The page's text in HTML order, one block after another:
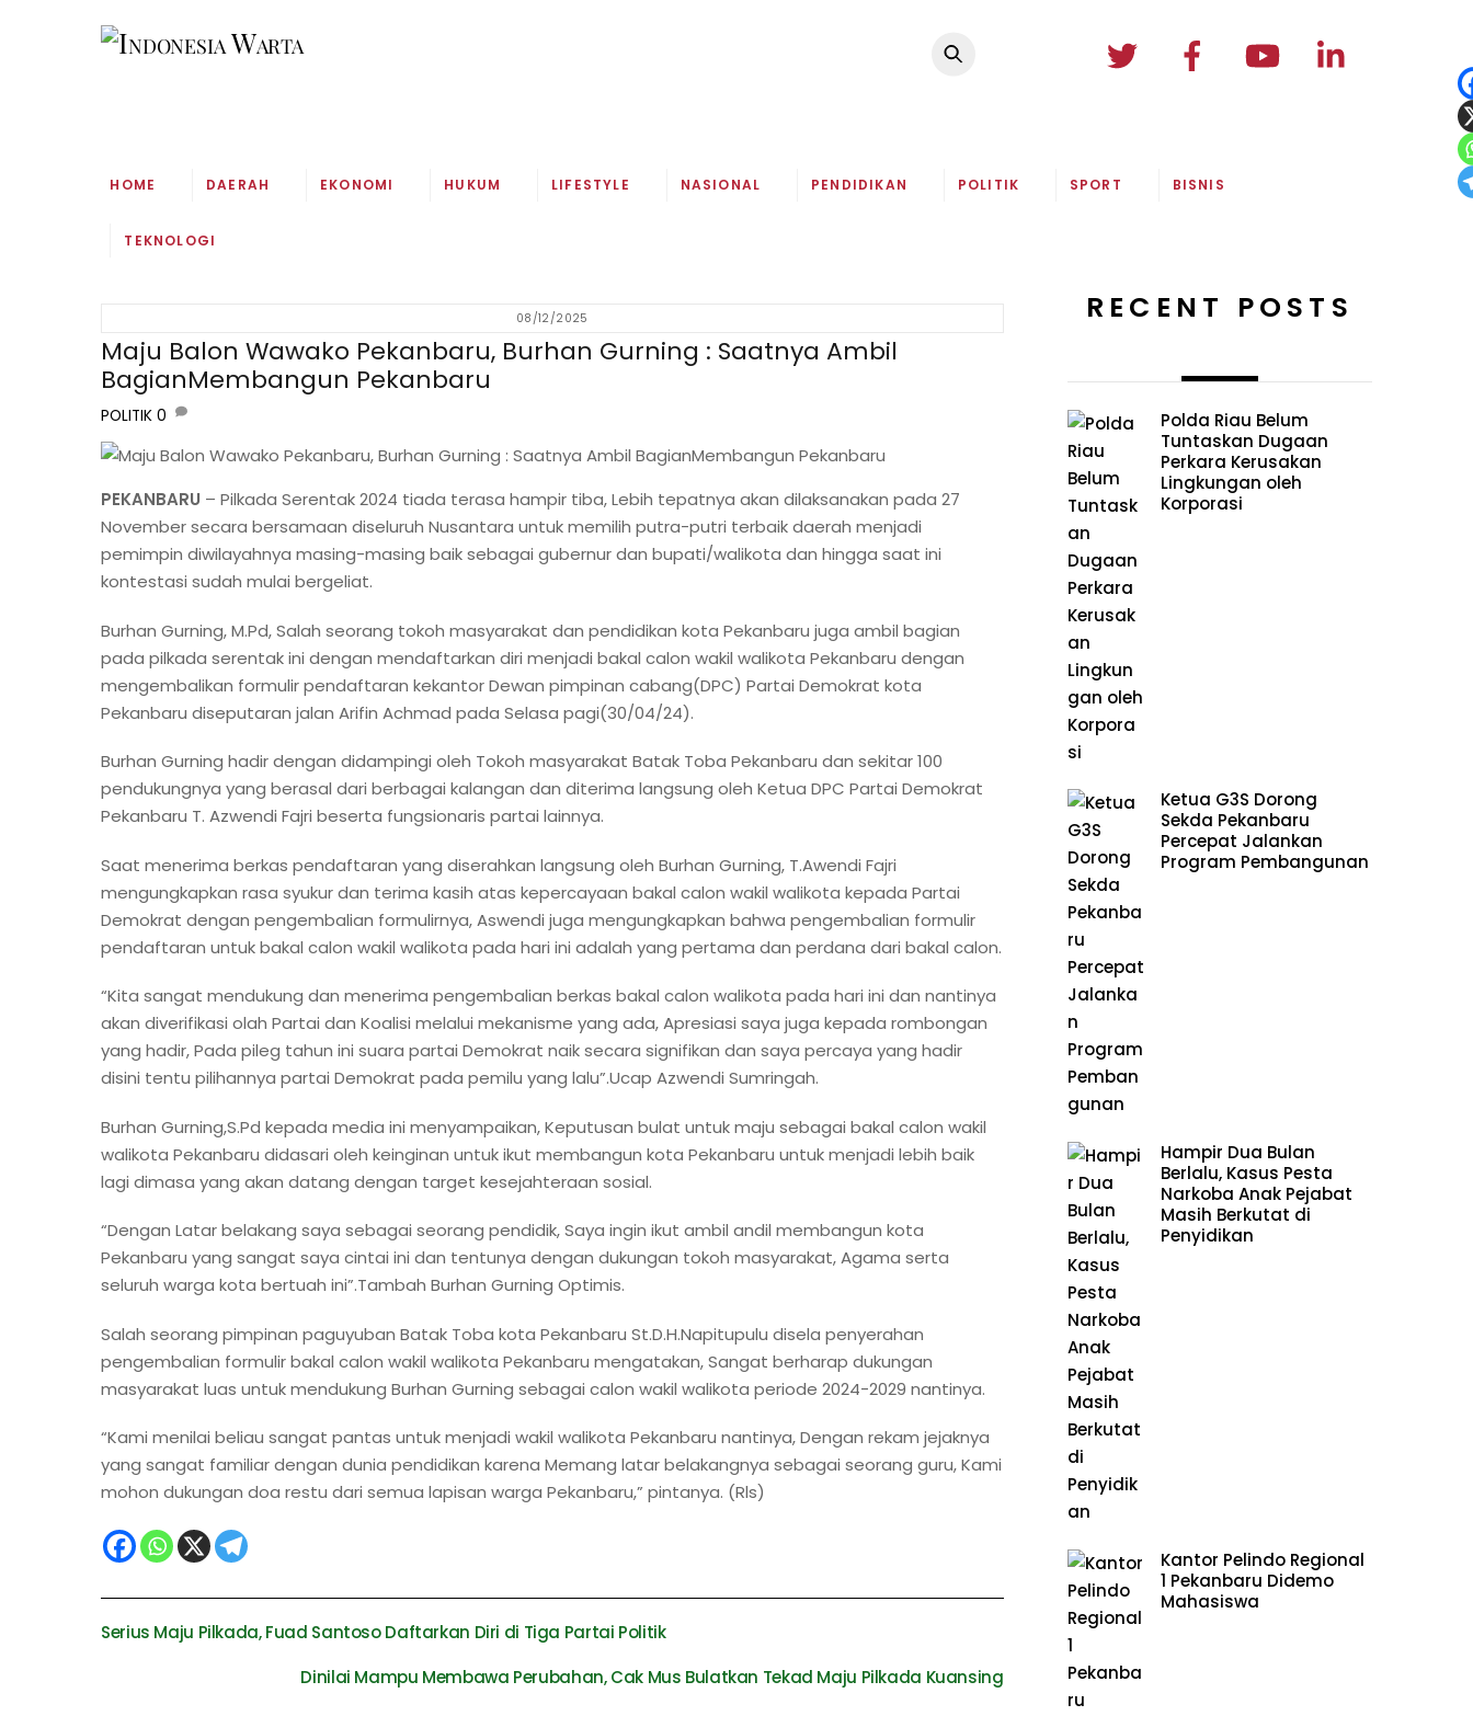
HOME DAERAH EKONOMI HUKUM LIFESTYLE NASIONAL PENDIDIKAN POLITIK SPORT BISNIS
TEKNOLOGI
08/12/2025
Maju Balon Wawako Pekanbaru, Burhan Gurning : Saatnya Ambil
BagianMembangun Pekanbaru
POLITIK 0
PEKANBARU – Pilkada Serentak 2024 tiada terasa hampir tiba, Lebih tepatnya akan dilaksanakan pada 27
November secara bersamaan diseluruh Nusantara untuk memilih putra-putri terbaik daerah menjadi
pemimpin diwilayahnya masing-masing baik sebagai gubernur dan bupati/walikota dan hingga saat ini
kontestasi sudah mulai bergeliat.
Burhan Gurning, M.Pd, Salah seorang tokoh masyarakat dan pendidikan kota Pekanbaru juga ambil bagian
pada pilkada serentak ini dengan mendaftarkan diri menjadi bakal calon wakil walikota Pekanbaru dengan
mengembalikan formulir pendaftaran kekantor Dewan pimpinan cabang(DPC) Partai Demokrat kota
Pekanbaru diseputaran jalan Arifin Achmad pada Selasa pagi(30/04/24).
Burhan Gurning hadir dengan didampingi oleh Tokoh masyarakat Batak Toba Pekanbaru dan sekitar 100
pendukungnya yang berasal dari berbagai kalangan dan diterima langsung oleh Ketua DPC Partai Demokrat
Pekanbaru T. Azwendi Fajri beserta fungsionaris partai lainnya.
Saat menerima berkas pendaftaran yang diserahkan langsung oleh Burhan Gurning, T.Awendi Fajri
mengungkapkan rasa syukur dan terima kasih atas kepercayaan bakal calon wakil walikota kepada Partai
Demokrat dengan pengembalian formulirnya, Aswendi juga mengungkapkan bahwa pengembalian formulir
pendaftaran untuk bakal calon wakil walikota pada hari ini adalah yang pertama dan perdana dari bakal calon.
“Kita sangat mendukung dan menerima pengembalian berkas bakal calon walikota pada hari ini dan nantinya
akan diverifikasi olah Partai dan Koalisi melalui mekanisme yang ada, Apresiasi saya juga kepada rombongan
yang hadir, Pada pileg tahun ini suara partai Demokrat naik secara signifikan dan saya percaya yang hadir
disini tentu pilihannya partai Demokrat pada pemilu yang lalu”.Ucap Azwendi Sumringah.
Burhan Gurning,S.Pd kepada media ini menyampaikan, Keputusan bulat untuk maju sebagai bakal calon wakil
walikota Pekanbaru didasari oleh keinginan untuk ikut membangun kota Pekanbaru untuk menjadi lebih baik
lagi dimasa yang akan datang dengan target kesejahteraan sosial.
“Dengan Latar belakang saya sebagai seorang pendidik, Saya ingin ikut ambil andil membangun kota
Pekanbaru yang sangat saya cintai ini dan tentunya dengan dukungan tokoh masyarakat, Agama serta
seluruh warga kota bertuah ini”.Tambah Burhan Gurning Optimis.
Salah seorang pimpinan paguyuban Batak Toba kota Pekanbaru St.D.H.Napitupulu disela penyerahan
pengembalian formulir bakal calon wakil walikota Pekanbaru mengatakan, Sangat berharap dukungan
masyarakat luas untuk mendukung Burhan Gurning sebagai calon wakil walikota periode 2024-2029 nantinya.
“Kami menilai beliau sangat pantas untuk menjadi wakil walikota Pekanbaru nantinya, Dengan rekam jejaknya
yang sangat familiar dengan dunia pendidikan karena Memang latar belakangnya sebagai seorang guru, Kami
mohon dukungan doa restu dari semua lapisan warga Pekanbaru,” pintanya. (Rls)
Serius Maju Pilkada, Fuad Santoso Daftarkan Diri di Tiga Partai Politik
Dinilai Mampu Membawa Perubahan, Cak Mus Bulatkan Tekad Maju Pilkada Kuansing
RECENT POSTS
Polda Riau Belum
Tuntaskan Dugaan
Perkara Kerusakan
Lingkungan oleh
Korporasi
Ketua G3S Dorong
Sekda Pekanbaru
Percepat Jalankan
Program Pembangunan
Hampir Dua Bulan
Berlalu, Kasus Pesta
Narkoba Anak Pejabat
Masih Berkutat di
Penyidikan
Kantor Pelindo Regional
1 Pekanbaru Didemo
Mahasiswa